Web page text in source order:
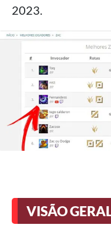
2023.
VISÃO